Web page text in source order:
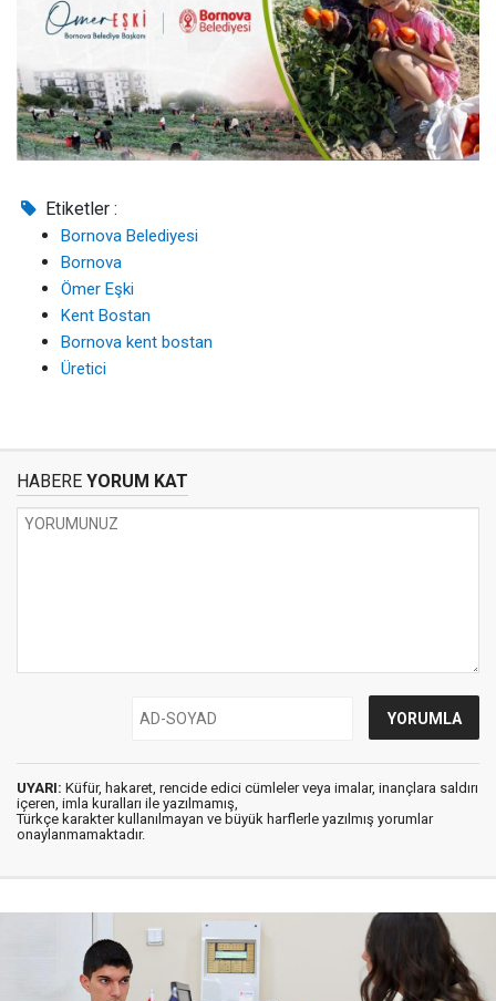
Etiketler :
Bornova Belediyesi
Bornova
Ömer Eşki
Kent Bostan
Bornova kent bostan
Üretici
HABERE YORUM KAT
UYARI: Küfür, hakaret, rencide edici cümleler veya imalar, inançlara saldırı
içeren, imla kuralları ile yazılmamış,
Türkçe karakter kullanılmayan ve büyük harflerle yazılmış yorumlar
onaylanmamaktadır.